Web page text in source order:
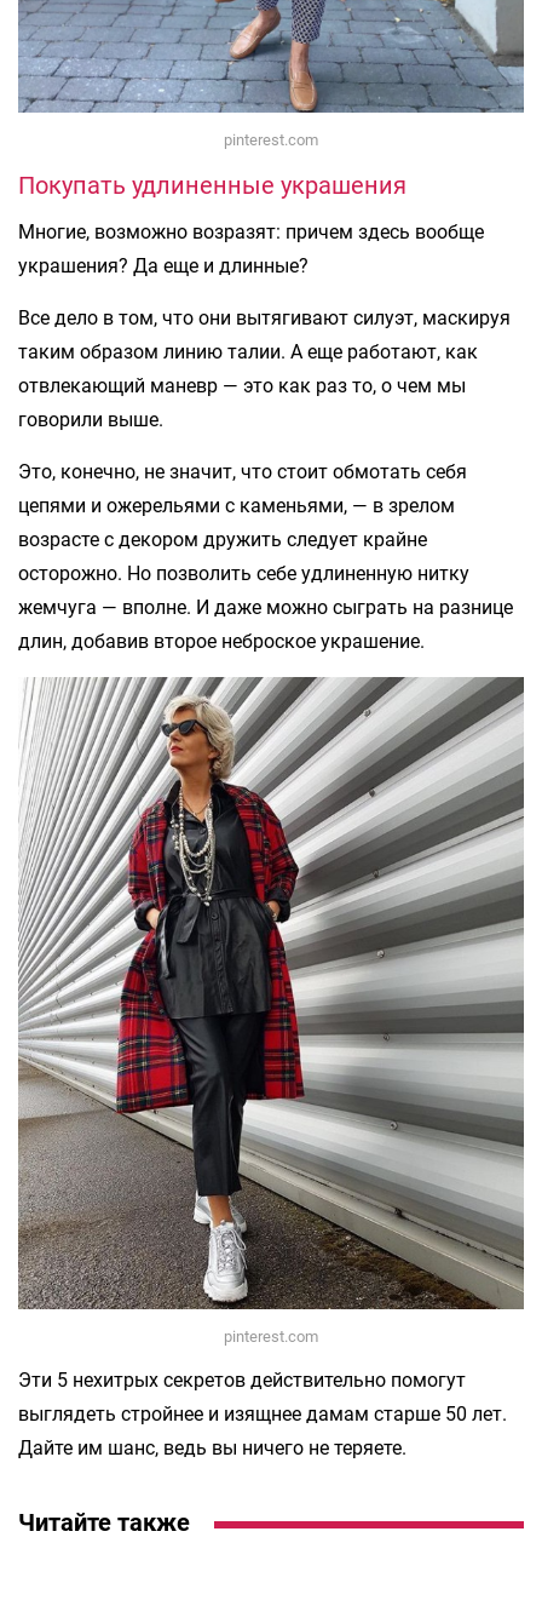
pinterest.com
Покупать удлиненные украшения
Многие, возможно возразят: причем здесь вообще
украшения? Да еще и длинные?
Все дело в том, что они вытягивают силуэт, маскируя
таким образом линию талии. А еще работают, как
отвлекающий маневр — это как раз то, о чем мы
говорили выше.
Это, конечно, не значит, что стоит обмотать себя
цепями и ожерельями с каменьями, — в зрелом
возрасте с декором дружить следует крайне
осторожно. Но позволить себе удлиненную нитку
жемчуга — вполне. И даже можно сыграть на разнице
длин, добавив второе неброское украшение.
pinterest.com
Эти 5 нехитрых секретов действительно помогут
выглядеть стройнее и изящнее дамам старше 50 лет.
Дайте им шанс, ведь вы ничего не теряете.
Читайте также